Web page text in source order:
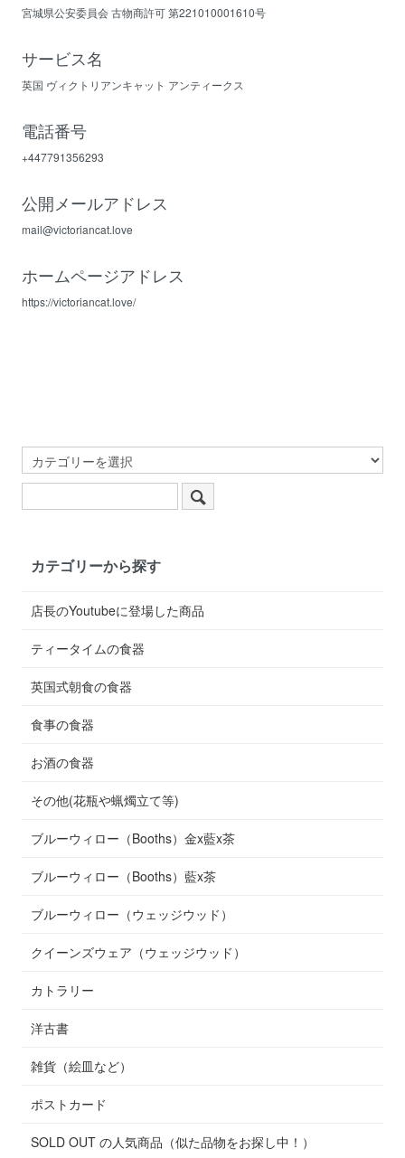
宮城県公安委員会 古物商許可 第221010001610号
サービス名
英国 ヴィクトリアンキャット アンティークス
電話番号
+447791356293
公開メールアドレス
mail@victoriancat.love
ホームページアドレス
https://victoriancat.love/
カテゴリーから探す
店長のYoutubeに登場した商品
ティータイムの食器
英国式朝食の食器
食事の食器
お酒の食器
その他(花瓶や蝋燭立て等)
ブルーウィロー（Booths）金x藍x茶
ブルーウィロー（Booths）藍x茶
ブルーウィロー（ウェッジウッド）
クイーンズウェア（ウェッジウッド）
カトラリー
洋古書
雑貨（絵皿など）
ポストカード
SOLD OUT の人気商品（似た品物をお探し中！）